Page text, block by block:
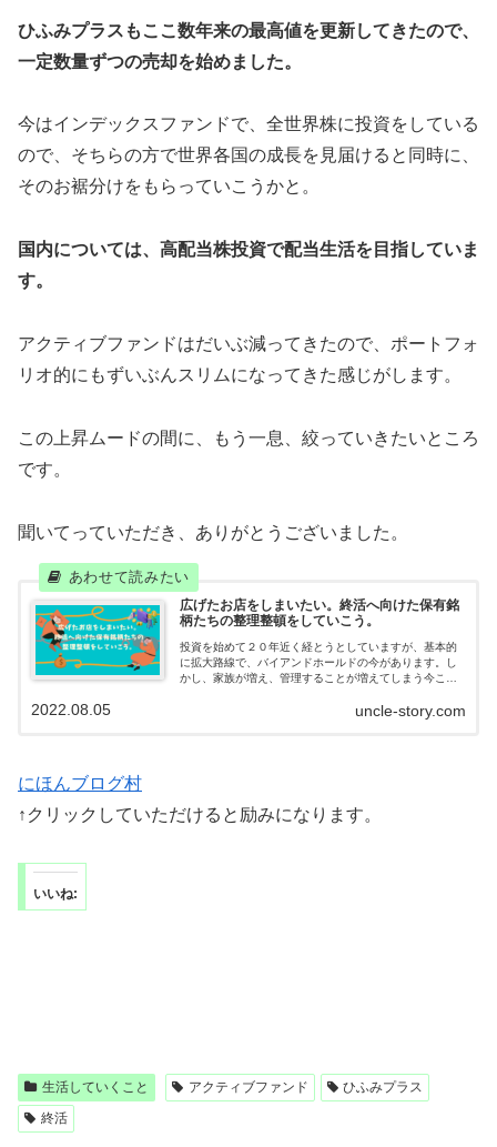
ひふみプラスもここ数年来の最高値を更新してきたので、
一定数量ずつの売却を始めました。
今はインデックスファンドで、全世界株に投資をしている
ので、そちらの方で世界各国の成長を見届けると同時に、
そのお裾分けをもらっていこうかと。
国内については、高配当株投資で配当生活を目指していま
す。
アクティブファンドはだいぶ減ってきたので、ポートフォ
リオ的にもずいぶんスリムになってきた感じがします。
この上昇ムードの間に、もう一息、絞っていきたいところ
です。
聞いてっていただき、ありがとうございました。
広げたお店をしまいたい。終活へ向けた保有銘
柄たちの整理整頓をしていこう。
投資を始めて２０年近く経とうとしていますが、基本的
に拡大路線で、バイアンドホールドの今があります。し
かし、家族が増え、管理することが増えてしまう今こ
は必要不可欠だと感じ、実践を、目指します。uncle-story.com
2022.08.05
にほんブログ村
↑クリックしていただけると励みになります。
いいね:
生活していくこと アクティブファンド
ひふみプラス
終活